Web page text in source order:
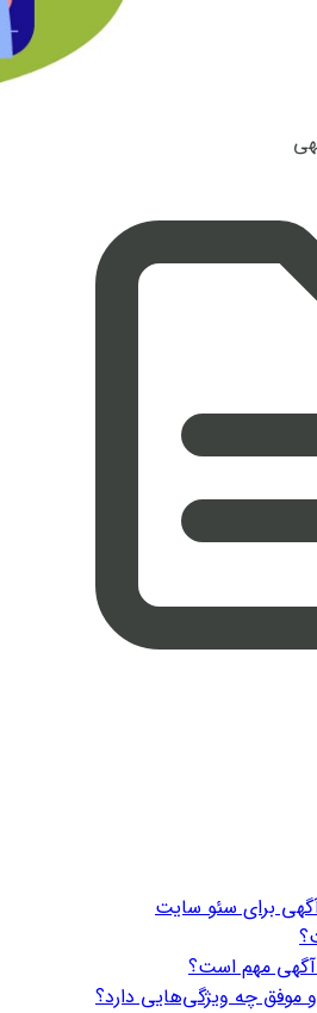
برای سئو سایت
آگهی مهم است؟
و موفق چه ویژگی‌هایی دارد؟